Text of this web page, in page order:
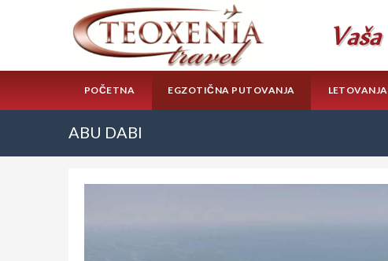
POČETNA EGZOTIČNA PUTOVANJA LETOVANJA
ABU DABI